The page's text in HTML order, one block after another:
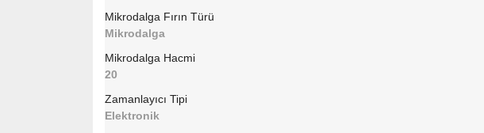
Mikrodalga Fırın Türü
Mikrodalga
Mikrodalga Hacmi
20
Zamanlayıcı Tipi
Elektronik